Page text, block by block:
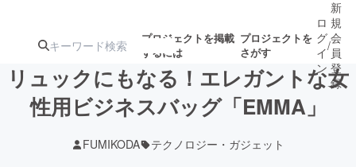
プロジェクトを掲載
するには
プロジェクトを
さがす
ターン
ジェクト
ロジェクト
ロ
グ
イ
ン
/
新
規
会
員
登
録
リュックにもなる！エレガントな女
性用ビジネスバッグ「EMMA」
FUMIKODA テクノロジー・ガジェット